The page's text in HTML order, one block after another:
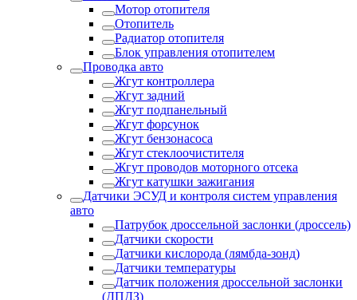
Мотор отопителя
Отопитель
Радиатор отопителя
Блок управления отопителем
Проводка авто
Жгут контроллера
Жгут задний
Жгут подпанельный
Жгут форсунок
Жгут бензонасоса
Жгут стеклоочистителя
Жгут проводов моторного отсека
Жгут катушки зажигания
Датчики ЭСУД и контроля систем управления
авто
Патрубок дроссельной заслонки (дроссель)
Датчики скорости
Датчики кислорода (лямбда-зонд)
Датчики температуры
Датчик положения дроссельной заслонки
(ДПДЗ)